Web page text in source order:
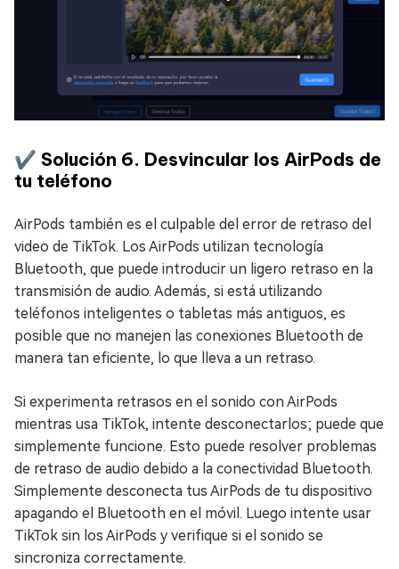
✔️ Solución 6. Desvincular los AirPods de
tu teléfono
AirPods también es el culpable del error de retraso del
video de TikTok. Los AirPods utilizan tecnología
Bluetooth, que puede introducir un ligero retraso en la
transmisión de audio. Además, si está utilizando
teléfonos inteligentes o tabletas más antiguos, es
posible que no manejen las conexiones Bluetooth de
manera tan eficiente, lo que lleva a un retraso.
Si experimenta retrasos en el sonido con AirPods
mientras usa TikTok, intente desconectarlos; puede que
simplemente funcione. Esto puede resolver problemas
de retraso de audio debido a la conectividad Bluetooth.
Simplemente desconecta tus AirPods de tu dispositivo
apagando el Bluetooth en el móvil. Luego intente usar
TikTok sin los AirPods y verifique si el sonido se
sincroniza correctamente.